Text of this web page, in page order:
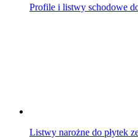
Profile i listwy schodowe
Listwy narożne do płytek